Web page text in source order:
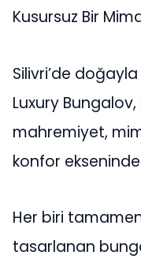
Kusursuz Bir
Silivri’de
Luxury Bungalov,
mahremiyet,
konfor
Her biri
tasarlanan